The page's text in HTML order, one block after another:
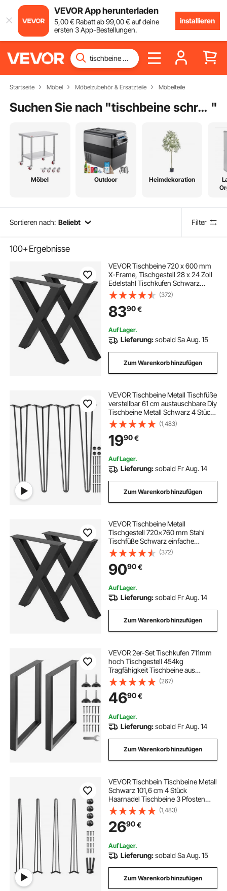
VEVOR App herunterladen
5,00€ Rabatt ab99,00€ auf deine
ersten 3 App-Bestellungen.
installieren
Startseite Möbel Möbelzubehör & Ersatzteile Möbelteile
Suchen Sie nach " tischbeine schreibtisch metall "
Möbel Outdoor Heimdekoration
Sortieren nach: Beliebt Filter
100+Ergebnisse
VEVOR Tischbeine 720 x 600 mm
X-Frame, Tischgestell 28 x 24 Zoll
Edelstahl Tischkufen Schwarz
einfache Montage, Tischbeine
Metall schwarz Tischzubehör für
Esstisch Schreibtisch Couchtisch
(372)
8390€
Auf Lager.
Lieferung:sobald Sa Aug. 15
Zum Warenkorb hinzufügen
VEVOR Tischbeine Metall Tischfüße
verstellbar 61 cm austauschbare Diy
Tischbeine Metall Schwarz 4 Stück
mit 4 Gummibodenfüße Haarnadel
(1,483)
1990€
Auf Lager.
Lieferung:sobald Fr Aug. 14
Zum Warenkorb hinzufügen
VEVOR Tischbeine Metall
Tischgestell 720x760 mm Stahl
Tischfüße Schwarz einfache
Montage Tischbeine Metall
schwarz
(372)
9090€
Auf Lager.
Lieferung:sobald Fr Aug. 14
Zum Warenkorb hinzufügen
VEVOR 2er-Set Tischkufen 711mm
hoch Tischgestell 454kg
Tragfähigkeit Tischbeine aus
Kohlenstoffstahl Möbelfüße
Schwarz Tischuntergestell Ideal für
Küchentische
Wohnzimmerkonsolen Studio-
Tische usw.
(267)
4690€
Auf Lager.
Lieferung:sobald Fr Aug. 14
Zum Warenkorb hinzufügen
VEVOR Tischbein Tischbeine Metall
Schwarz 101,6 cm 4 Stück
Haarnadel Tischbeine 3 Pfosten
Tischfüße Verstellbar
Austauschbare Diy
(1,483)
2690€
Auf Lager.
Lieferung:sobald Sa Aug. 15
Zum Warenkorb hinzufügen